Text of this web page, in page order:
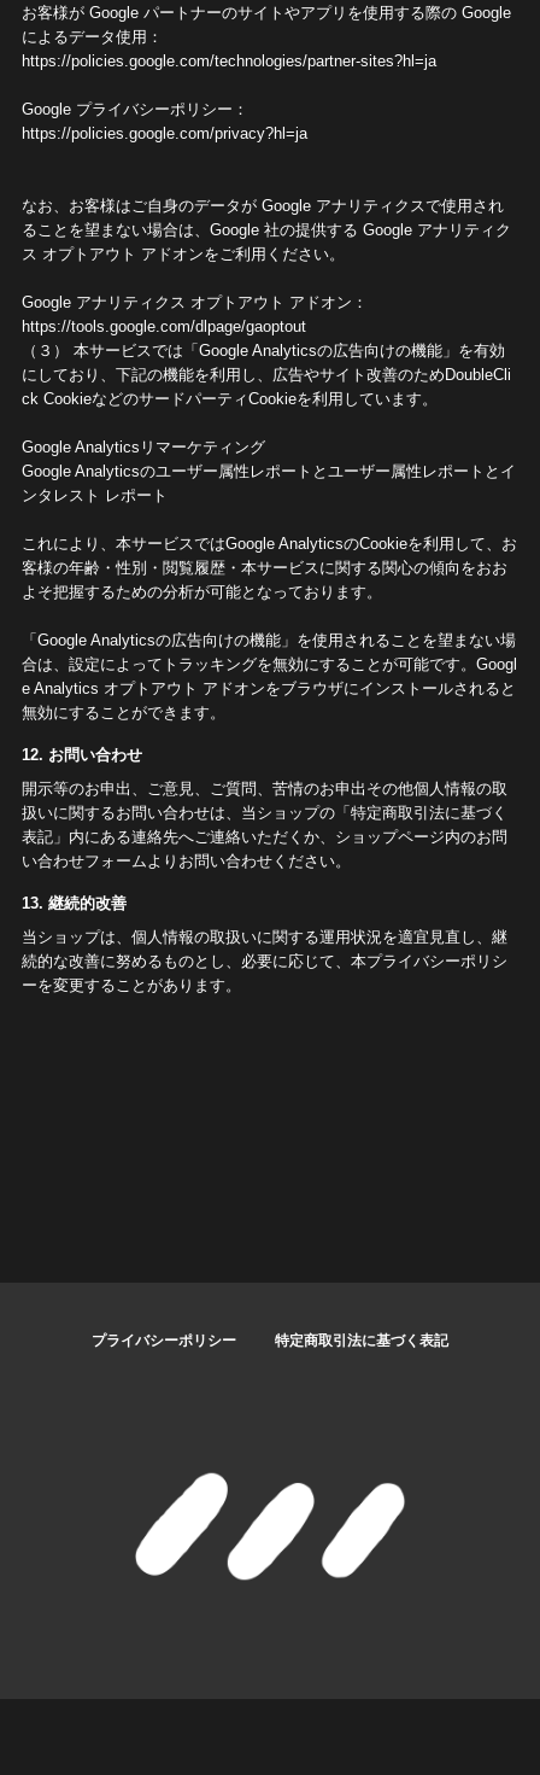
お客様が Google パートナーのサイトやアプリを使用する際の Google
によるデータ使用：
https://policies.google.com/technologies/partner-sites?hl=ja
Google プライバシーポリシー：
https://policies.google.com/privacy?hl=ja
なお、お客様はご自身のデータが Google アナリティクスで使用され
ることを望まない場合は、Google 社の提供する Google アナリティク
ス オプトアウト アドオンをご利用ください。
Google アナリティクス オプトアウト アドオン：
https://tools.google.com/dlpage/gaoptout
（３） 本サービスでは「Google Analyticsの広告向けの機能」を有効
にしており、下記の機能を利用し、広告やサイト改善のためDoubleCli
ck CookieなどのサードパーティCookieを利用しています。
Google Analyticsリマーケティング
Google Analyticsのユーザー属性レポートとユーザー属性レポートとイ
ンタレスト レポート
これにより、本サービスではGoogle AnalyticsのCookieを利用して、お
客様の年齢・性別・閲覧履歴・本サービスに関する関心の傾向をおお
よそ把握するための分析が可能となっております。
「Google Analyticsの広告向けの機能」を使用されることを望まない場
合は、設定によってトラッキングを無効にすることが可能です。Googl
e Analytics オプトアウト アドオンをブラウザにインストールされると
無効にすることができます。
12. お問い合わせ
開示等のお申出、ご意見、ご質問、苦情のお申出その他個人情報の取
扱いに関するお問い合わせは、当ショップの「特定商取引法に基づく
表記」内にある連絡先へご連絡いただくか、ショップページ内のお問
い合わせフォームよりお問い合わせください。
13. 継続的改善
当ショップは、個人情報の取扱いに関する運用状況を適宜見直し、継
続的な改善に努めるものとし、必要に応じて、本プライバシーポリシ
ーを変更することがあります。
プライバシーポリシー 特定商取引法に基づく表記